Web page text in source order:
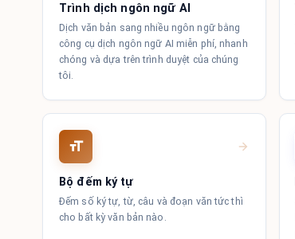
Trình dịch ngôn ngữ AI
Dịch văn bản sang nhiều ngôn ngữ bằng
công cụ dịch ngôn ngữ AI miễn phí, nhanh
chóng và dựa trên trình duyệt của chúng
tôi.
Bộ đếm ký tự
Đếm số ký tự, từ, câu và đoạn văn tức thì
cho bất kỳ văn bản nào.